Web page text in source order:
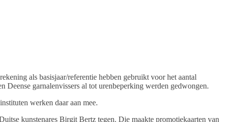
als basisjaar/referentie hebben gebruikt voor het aantal
Deense garnalenvissers al tot urenbeperking werden gedwongen.
werken daar aan mee.
kunstenares Birgit Bertz tegen. Die maakte promotiekaarten van